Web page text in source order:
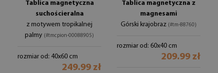
Tablica magnetyczna
suchościeralna
z motywem tropikalnej
palmy (#tmcpion-00088905)
rozmiar od: 40x60 cm
249.99 zł
Tablica magnetyczna z
magnesami
Górski krajobraz (#tm-88760)
rozmiar od: 60x40 cm
209.99 zł